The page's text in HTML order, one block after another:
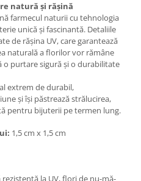
natură și rășină
farmecul naturii cu tehnologia
unică și fascinantă. Detaliile
de rășina UV, care garantează
naturală a florilor vor rămâne
o purtare sigură și o durabilitate
extrem de durabil,
și își păstrează strălucirea,
pentru bijuterii pe termen lung.
1,5 cm x 1,5 cm
rezistentă la UV, flori de nu-mă-